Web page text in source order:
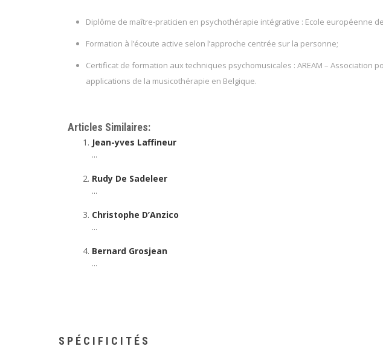
Diplôme de maître-praticien en psychothérapie intégrative : Ecole européenne
Formation à l’écoute active selon l’approche centrée sur la personne;
Certificat de formation aux techniques psychomusicales : AREAM – Association
applications de la musicothérapie en Belgique.
Articles Similaires:
Jean-yves Laffineur
...
Rudy De Sadeleer
...
Christophe D’Anzico
...
Bernard Grosjean
...
SPÉCIFICITÉS